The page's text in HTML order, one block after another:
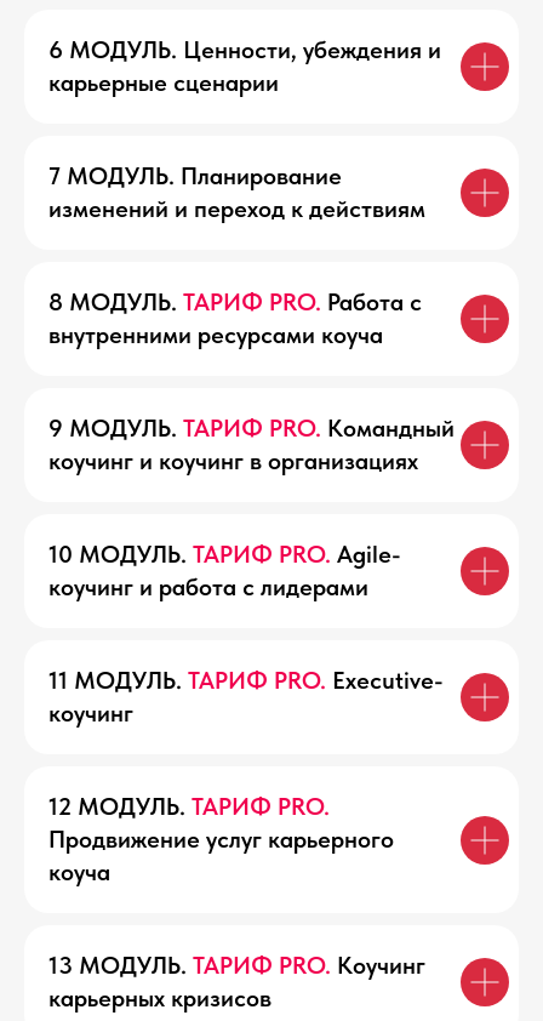
6 МОДУЛЬ. Ценности, убеждения и
карьерные сценарии
7 МОДУЛЬ. Планирование
изменений и переход к действиям
8 МОДУЛЬ. ТАРИФ PRO. Работа с
внутренними ресурсами коуча
9 МОДУЛЬ. ТАРИФ PRO. Командный
коучинг и коучинг в организациях
10 МОДУЛЬ. ТАРИФ PRO. Agile-
коучинг и работа с лидерами
11 МОДУЛЬ. ТАРИФ PRO. Executive-
коучинг
12 МОДУЛЬ. ТАРИФ PRO.
Продвижение услуг карьерного
коуча
13 МОДУЛЬ. ТАРИФ PRO. Коучинг
карьерных кризисов
180 000 ₽
144 000 ₽
PRO
Онлайн, 16 недель активной работы
13 модулей, состоящих из онлайн-
а научиться работать со сложными
карьерными запросами, сопровождать
топ-менеджеров, а также применять
коучинговый подход в работе с
128 000 ₽
ЗАБРОНИРОВАТЬ
Онлайн, 12 недель активной работы
8 модулей, состоящих из онлайн-
уроков и практикумов
Супервизия
Рабочая тетрадь с подробным
описанием всех инструментов
12 800 ₽/мес
Рассрочка без переплат
на срок до 10 месяцев
-20%